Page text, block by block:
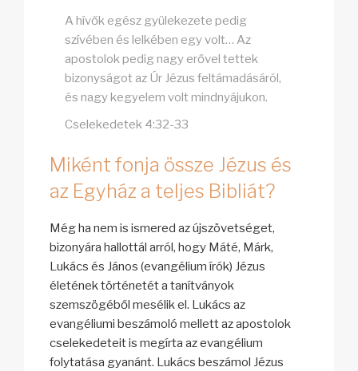
A hívők egész gyülekezete pedig
szívében és lelkében egy volt… Az
apostolok pedig nagy erővel tettek
bizonyságot az Úr Jézus feltámadásáról,
és nagy kegyelem volt mindnyájukon.
Cselekedetek 4:32-33
Miként fonja össze Jézus és
az Egyház a teljes Bibliát?
Még ha nem is ismered az újszövetséget,
bizonyára hallottál arról, hogy Máté, Márk,
Lukács és János (evangélium írók) Jézus
életének történetét a tanítványok
szemszögéből mesélik el. Lukács az
evangéliumi beszámoló mellett az apostolok
cselekedeteit is megírta az evangélium
folytatása gyanánt. Lukács beszámol Jézus